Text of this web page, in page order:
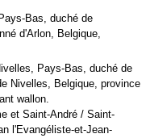
Bas, duché de
d'Arlon, Belgique,
Pays-Bas, duché de
Nivelles, Belgique, province
wallon.
et Saint-André / Saint-
l'Evangéliste-et-Jean-